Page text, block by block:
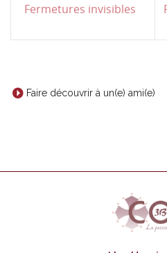
Fermetures invisibles
Faire découvrir à un(e) ami(e)